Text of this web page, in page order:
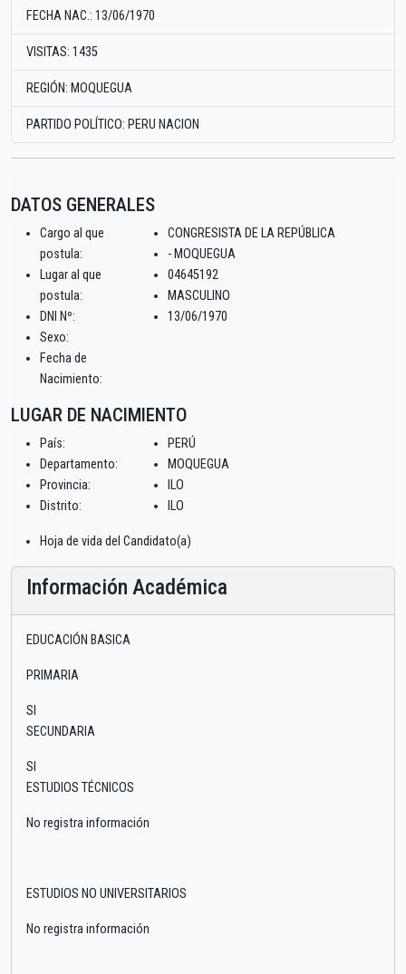
FECHA NAC.: 13/06/1970
VISITAS: 1435
REGIÓN: MOQUEGUA
PARTIDO POLÍTICO: PERU NACION
DATOS GENERALES
Cargo al que
postula:
Lugar al que
postula:
DNI Nº:
Sexo:
Fecha de
Nacimiento:
CONGRESISTA DE LA REPÚBLICA
- MOQUEGUA
04645192
MASCULINO
13/06/1970
LUGAR DE NACIMIENTO
País:
Departamento:
Provincia:
Distrito:
PERÚ
MOQUEGUA
ILO
ILO
Hoja de vida del Candidato(a)
Información Académica
EDUCACIÓN BASICA
PRIMARIA
SI
SECUNDARIA
SI
ESTUDIOS TÉCNICOS
No registra información
ESTUDIOS NO UNIVERSITARIOS
No registra información